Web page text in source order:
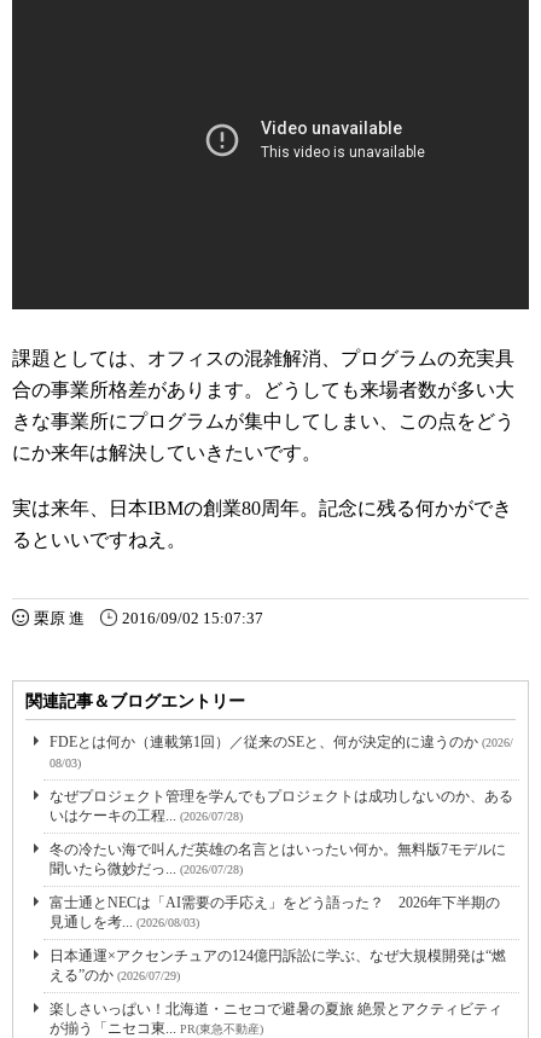
課題としては、オフィスの混雑解消、プログラムの充実具
合の事業所格差があります。どうしても来場者数が多い大
きな事業所にプログラムが集中してしまい、この点をどう
にか来年は解決していきたいです。
実は来年、日本IBMの創業80周年。記念に残る何かができ
るといいですねえ。
栗原 進 2016/09/02 15:07:37
関連記事＆ブログエントリー
FDEとは何か（連載第1回）／従来のSEと、何が決定的に違うのか (2026/
08/03)
なぜプロジェクト管理を学んでもプロジェクトは成功しないのか、ある
いはケーキの工程... (2026/07/28)
冬の冷たい海で叫んだ英雄の名言とはいったい何か。無料版7モデルに
聞いたら微妙だっ... (2026/07/28)
富士通とNECは「AI需要の手応え」をどう語った？ 2026年下半期の
見通しを考... (2026/08/03)
日本通運×アクセンチュアの124億円訴訟に学ぶ、なぜ大規模開発は“燃
える”のか (2026/07/29)
楽しさいっぱい！北海道・ニセコで避暑の夏旅 絶景とアクティビティ
が揃う「ニセコ東... PR(東急不動産)